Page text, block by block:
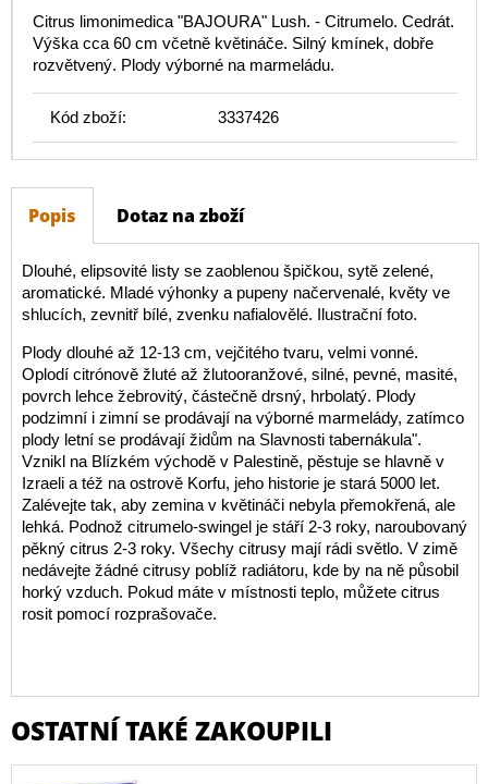
Citrus limonimedica "BAJOURA" Lush. - Citrumelo. Cedrát.
Výška cca 60 cm včetně květináče. Silný kmínek, dobře
rozvětvený. Plody výborné na marmeládu.
Kód zboží: 3337426
Popis Dotaz na zboží
Dlouhé, elipsovité listy se zaoblenou špičkou, sytě zelené,
aromatické. Mladé výhonky a pupeny načervenalé, květy ve
shlucích, zevnitř bílé, zvenku nafialovělé. Ilustrační foto.
Plody dlouhé až 12-13 cm, vejčitého tvaru, velmi vonné.
Oplodí citrónově žluté až žlutooranžové, silné, pevné, masité,
povrch lehce žebrovitý, částečně drsný, hrbolatý. Plody
podzimní i zimní se prodávají na výborné marmelády, zatímco
plody letní se prodávají židům na Slavnosti tabernákula".
Vznikl na Blízkém východě v Palestině, pěstuje se hlavně v
Izraeli a též na ostrově Korfu, jeho historie je stará 5000 let.
Zalévejte tak, aby zemina v květináči nebyla přemokřená, ale
lehká. Podnož citrumelo-swingel je stáří 2-3 roky, naroubovaný
pěkný citrus 2-3 roky. Všechy citrusy mají rádi světlo. V zimě
nedávejte žádné citrusy poblíž radiátoru, kde by na ně působil
horký vzduch. Pokud máte v místnosti teplo, můžete citrus
rosit pomocí rozprašovače.
OSTATNÍ TAKÉ ZAKOUPILI